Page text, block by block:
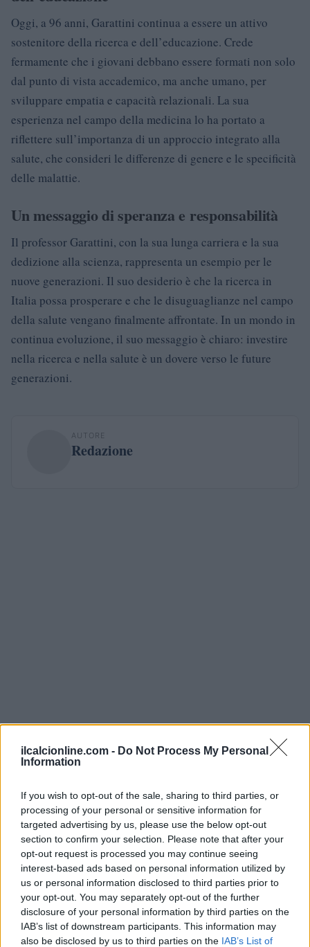
ilcalcionline.com - Do Not Process My Personal
Information
If you wish to opt-out of the sale, sharing to third parties, or
processing of your personal or sensitive information for
targeted advertising by us, please use the below opt-out
section to confirm your selection. Please note that after your
opt-out request is processed you may continue seeing
interest-based ads based on personal information utilized by
us or personal information disclosed to third parties prior to
your opt-out. You may separately opt-out of the further
disclosure of your personal information by third parties on the
IAB’s list of downstream participants. This information may
also be disclosed by us to third parties on the IAB’s List of
Oggi, a 96 anni, Garattini continua a essere un attivo
sostenitore della ricerca e dell’educazione. Crede
fermamente che i giovani debbano essere formati non solo
dal punto di vista accademico, ma anche umano, per
sviluppare empatia e capacità relazionali. La sua
esperienza nel campo della medicina lo ha portato a
riflettere sull’importanza di un approccio integrato alla
salute, che consideri le differenze di genere e le specificità
delle malattie.
Un messaggio di speranza e responsabilità
Il professor Garattini, con la sua lunga carriera e la sua
dedizione alla scienza, rappresenta un esempio per le
nuove generazioni. Il suo desiderio è che la ricerca in
Italia possa prosperare e che le disuguaglianze nel campo
della salute vengano finalmente affrontate. In un mondo in
continua evoluzione, il suo messaggio è chiaro: investire
nella ricerca e nella salute è un dovere verso le future
generazioni.
AUTORE
Redazione
Continua a leggere
STORIA DEL CALCIO